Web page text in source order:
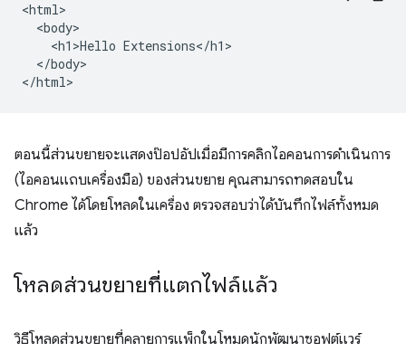
<html>
  <body>
    <h1>Hello Extensions</h1>
  </body>
ตอนนี้ส่วนขยายจะแสดงป๊อปอัปเมื่อมีการคลิกไอคอนการดำเนินการ
(ไอคอนแถบเครื่องมือ) ของส่วนขยาย คุณสามารถทดสอบใน
Chrome ได้โดยโหลดในเครื่อง ตรวจสอบว่าได้บันทึกไฟล์ทั้งหมด
แล้ว
โหลดส่วนขยายที่แตกไฟล์แล้ว
วิธีโหลดส่วนขยายที่คลายการแพ็กในโหมดนักพัฒนาซอฟต์แวร์